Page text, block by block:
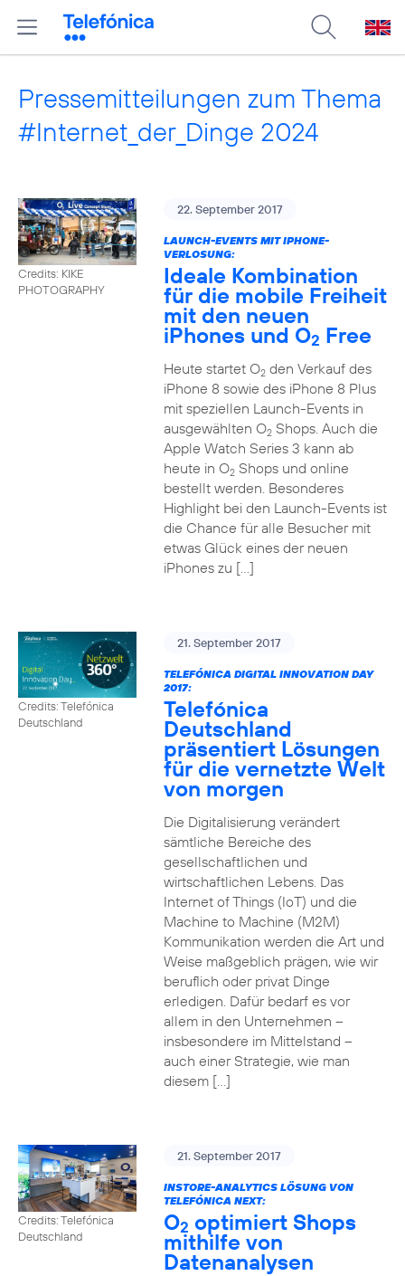
Pressemitteilungen zum Thema
#Internet_der_Dinge 2024
Credits: KIKE
PHOTOGRAPHY
22. September 2017
LAUNCH-EVENTS MIT IPHONE-
VERLOSUNG:
Ideale Kombination
für die mobile Freiheit
mit den neuen
iPhones und O2 Free
Heute startet O2den Verkauf des
iPhone 8 sowie des iPhone 8 Plus
mit speziellen Launch-Events in
ausgewählten O2Shops. Auch die
Apple Watch Series 3 kann ab
heute in O2Shops und online
bestellt werden. Besonderes
Highlight bei den Launch-Events ist
die Chance für alle Besucher mit
etwas Glück eines der neuen
iPhones zu […]
Credits: Telefónica
Deutschland
21. September 2017
TELEFÓNICA DIGITAL INNOVATION DAY
2017:
Telefónica
Deutschland
präsentiert Lösungen
für die vernetzte Welt
von morgen
Die Digitalisierung verändert
sämtliche Bereiche des
gesellschaftlichen und
wirtschaftlichen Lebens. Das
Internet of Things (IoT) und die
Machine to Machine (M2M)
Kommunikation werden die Art und
Weise maßgeblich prägen, wie wir
beruflich oder privat Dinge
erledigen. Dafür bedarf es vor
allem in den Unternehmen –
insbesondere im Mittelstand –
auch einer Strategie, wie man
diesem […]
Credits: Telefónica
Deutschland
21. September 2017
INSTORE-ANALYTICS LÖSUNG VON
TELEFÓNICA NEXT:
O2 optimiert Shops
mithilfe von
Datenanalysen